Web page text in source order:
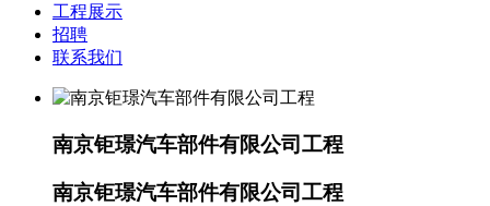
工程展示
招聘
联系我们
南京钜璟汽车部件有限公司工程
南京钜璟汽车部件有限公司工程